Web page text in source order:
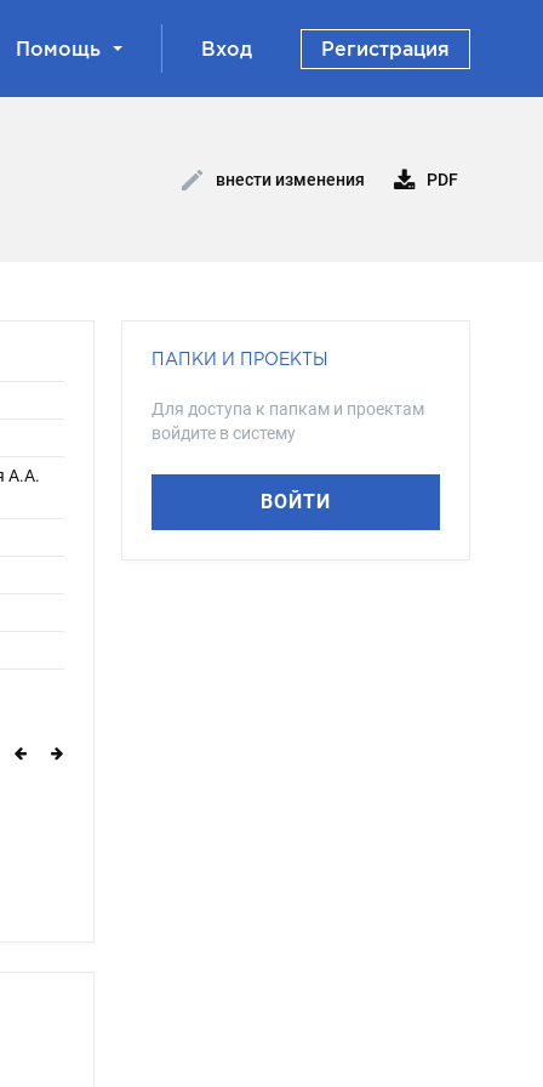
Помощь Вход Регистрация
внести изменения PDF
А.А.
ПАПКИ И ПРОЕКТЫ
Для доступа к папкам и проектам
войдите в систему
ВОЙТИ